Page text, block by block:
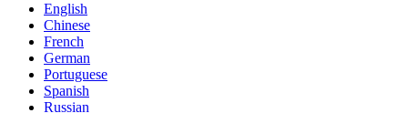
English
Chinese
French
German
Portuguese
Spanish
Russian